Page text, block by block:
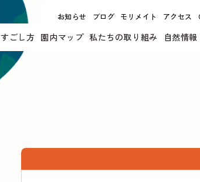
お知らせ ブログ モリメイト アクセス
すごし方 園内マップ 私たちの取り組み 自然情報